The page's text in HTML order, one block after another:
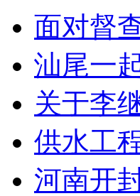
面对督
汕尾一
关于李
供水工
河南开